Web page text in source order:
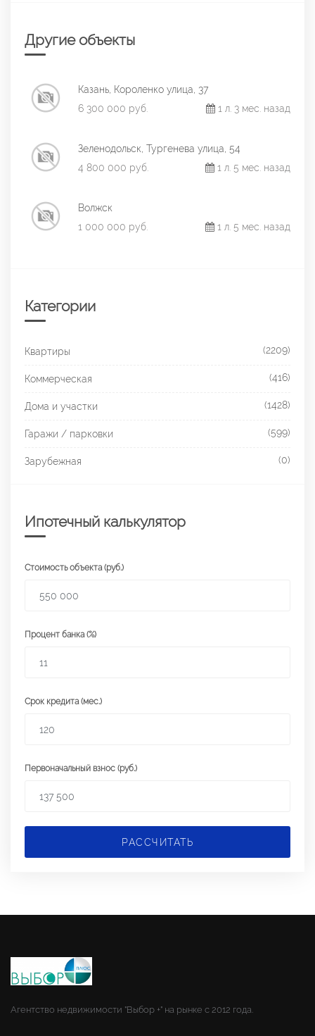
Другие объекты
Казань, Короленко улица, 37
6 300 000 руб.
1 л. 3 мес. назад
Зеленодольск, Тургенева улица, 54
4 800 000 руб.
1 л. 5 мес. назад
Волжск
1 000 000 руб.
1 л. 5 мес. назад
Категории
Квартиры (2209)
Коммерческая (416)
Дома и участки (1428)
Гаражи / парковки (599)
Зарубежная (0)
Ипотечный калькулятор
Стоимость объекта (руб.)
Процент банка (%)
Срок кредита (мес.)
Первоначальный взнос (руб.)
РАССЧИТАТЬ
Агентство недвижимости "Выбор +" на рынке с 2012 года.